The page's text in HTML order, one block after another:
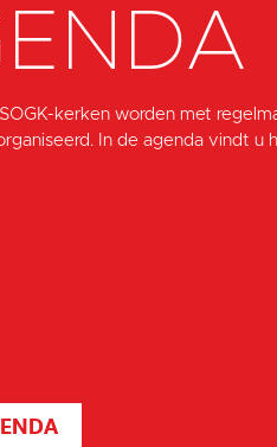
kerken worden met
In de agenda vindt u